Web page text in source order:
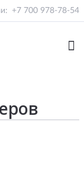
+7 700 978-78-54